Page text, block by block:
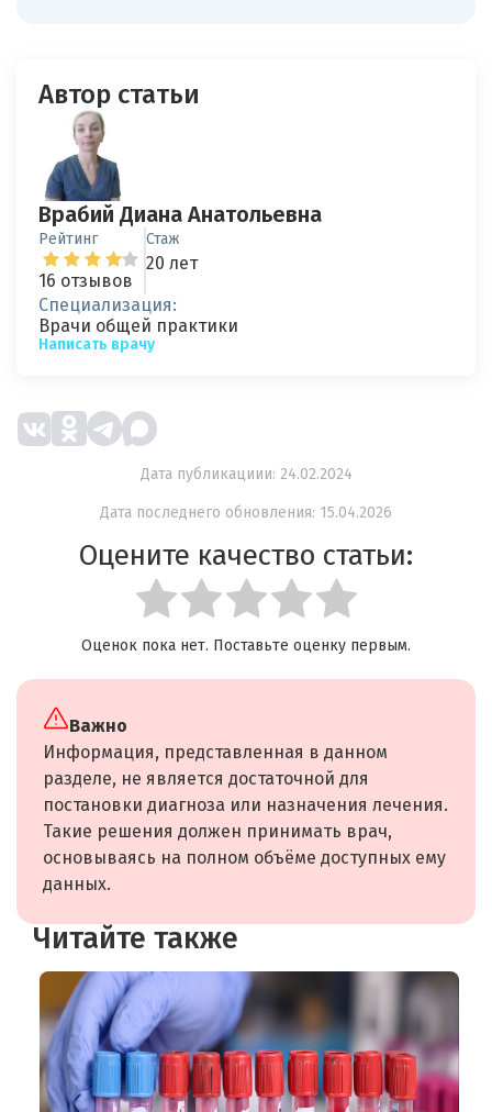
Автор статьи
Врабий Диана Анатольевна
Рейтинг
16 отзывов
Стаж
20 лет
Специализация:
Врачи общей практики
Написать врачу
Дата публикациии: 24.02.2024
Дата последнего обновления: 15.04.2026
Оцените качество статьи:
Оценок пока нет. Поставьте оценку первым.
Важно
Информация, представленная в данном
разделе, не является достаточной для
постановки диагноза или назначения лечения.
Такие решения должен принимать врач,
основываясь на полном объёме доступных ему
данных.
Читайте также